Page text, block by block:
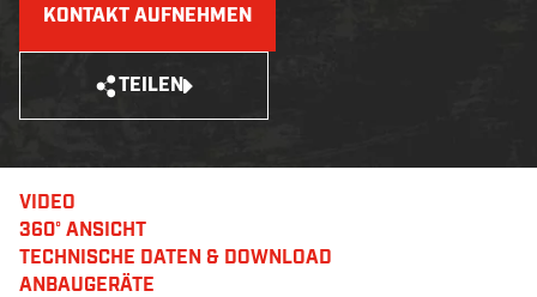
KONTAKT AUFNEHMEN
TEILEN
VIDEO
360° ANSICHT
TECHNISCHE DATEN & DOWNLOAD
ANBAUGERÄTE